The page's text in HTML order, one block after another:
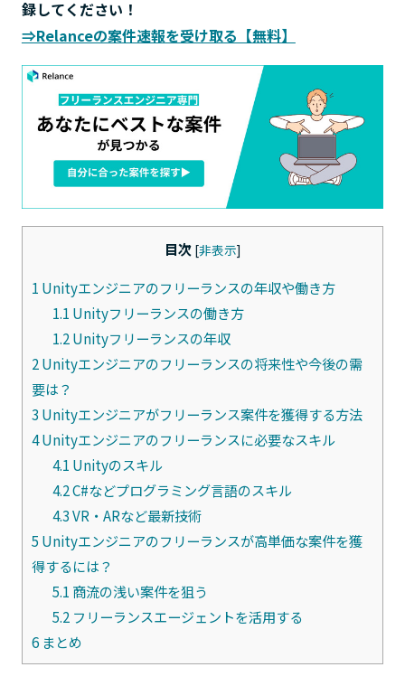
録してください！
⇒Relanceの案件速報を受け取る【無料】
目次 [非表示]
1 Unityエンジニアのフリーランスの年収や働き方
1.1 Unityフリーランスの働き方
1.2Unityフリーランスの年収
2Unityエンジニアのフリーランスの将来性や今後の需
要は？
3 Unityエンジニアがフリーランス案件を獲得する方法
4Unityエンジニアのフリーランスに必要なスキル
4.1 Unityのスキル
4.2C#などプログラミング言語のスキル
4.3VR・ARなど最新技術
5 Unityエンジニアのフリーランスが高単価な案件を獲
得するには？
5.1 商流の浅い案件を狙う
5.2フリーランスエージェントを活用する
6まとめ